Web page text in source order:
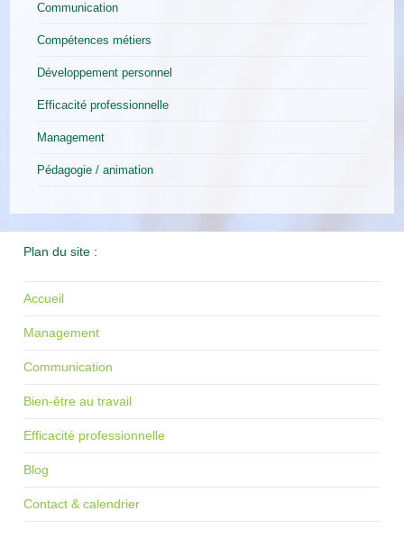
Communication
Compétences métiers
Développement personnel
Efficacité professionnelle
Management
Pédagogie / animation
Plan du site :
Accueil
Management
Communication
Bien-être au travail
Efficacité professionnelle
Blog
Contact & calendrier